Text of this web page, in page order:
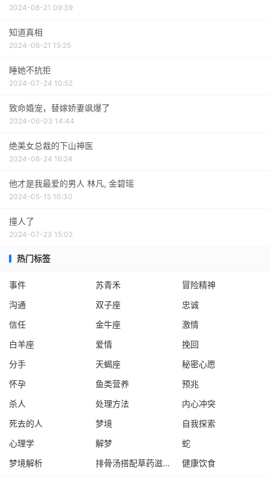
2024-06-21 09:39
知道真相
2024-06-21 15:25
睡她不抗拒
2024-07-24 10:52
致命婚宠，替嫁娇妻飒爆了
2024-06-03 14:44
绝美女总裁的下山神医
2024-06-24 16:24
他才是我最爱的男人 林凡, 金碧瑶
2024-05-15 10:30
撞人了
2024-07-23 15:02
热门标签
事件 苏青禾
冒险精神
沟通
双子座
忠诚
信任
金牛座
激情
白羊座
爱情
挽回
分手
天蝎座
秘密心愿
怀孕
鱼类营养
预兆
杀人
处理方法
内心冲突
死去的人
梦境
自我探索
心理学
解梦
蛇
梦境解析
排骨汤搭配草药滋补效果 健康饮食